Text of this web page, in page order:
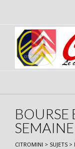
content
BOURSE
CITROMINI > SUJETS >